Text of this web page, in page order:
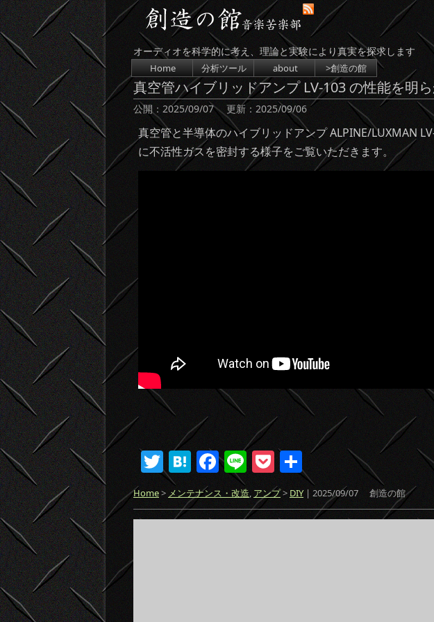
オーディオを科学的に考え、理論と実験により真実を探求します
コンテンツへスキップ
Home 分析ツール about >創造の館
真空管ハイブリッドアンプ LV-103 の性能を明
公開： 2025/09/07更新： 2025/09/06
真空管と半導体のハイブリッドアンプ ALPINE/LUXMAN
に不活性ガスを密封する様子をご覧いただきます。
T
w
itt
er
H
at
e
n
F
a
c
e
Li
n
e
P
o
ck
et
共
有
Home> メンテナンス・改造, アンプ> DIY| 2025/09/07 創造の館